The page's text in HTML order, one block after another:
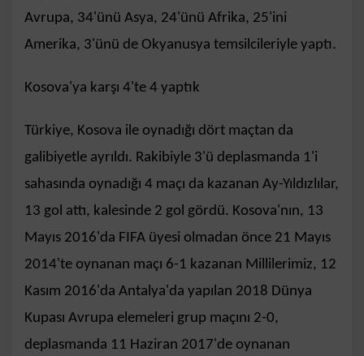
Avrupa, 34'ünü Asya, 24'ünü Afrika, 25'ini
Amerika, 3'ünü de Okyanusya temsilcileriyle yaptı.
Kosova'ya karşı 4'te 4 yaptık
Türkiye, Kosova ile oynadığı dört maçtan da
galibiyetle ayrıldı. Rakibiyle 3'ü deplasmanda 1'i
sahasında oynadığı 4 maçı da kazanan Ay-Yıldızlılar,
13 gol attı, kalesinde 2 gol gördü. Kosova'nın, 13
Mayıs 2016'da FIFA üyesi olmadan önce 21 Mayıs
2014'te oynanan maçı 6-1 kazanan Millilerimiz, 12
Kasım 2016'da Antalya'da yapılan 2018 Dünya
Kupası Avrupa elemeleri grup maçını 2-0,
deplasmanda 11 Haziran 2017'de oynanan